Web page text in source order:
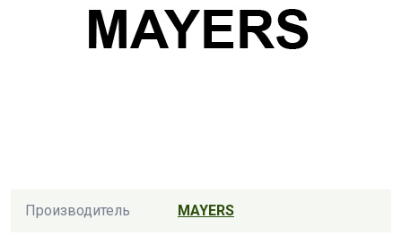
Производитель MAYERS